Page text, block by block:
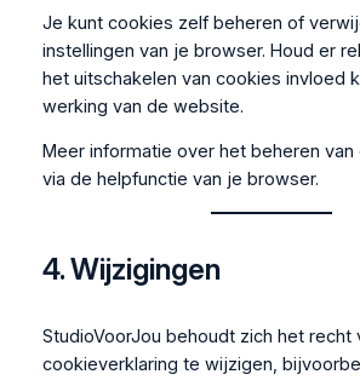
Je kunt cookies zelf beheren of
instellingen van je browser. Houd er
het uitschakelen van cookies invloed
werking van de website.
Meer informatie over het beheren
via de helpfunctie van je browser.
4. Wijzigingen
StudioVoorJou behoudt zich het recht
cookieverklaring te wijzigen,